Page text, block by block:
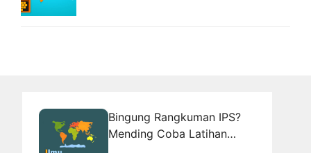
Bingung Rangkuman IPS?
Mending Coba Latihan